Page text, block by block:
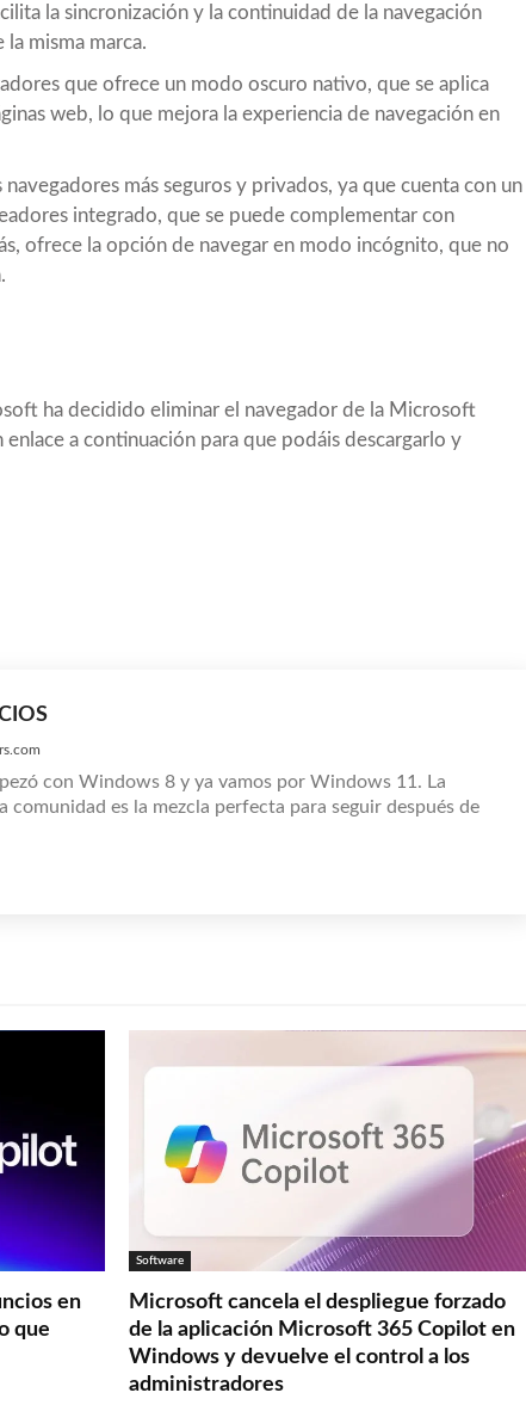
la sincronización y la continuidad de la navegación
misma marca.
que ofrece un modo oscuro nativo, que se aplica
web, lo que mejora la experiencia de navegación en
más seguros y privados, ya que cuenta con un
integrado, que se puede complementar con
ofrece la opción de navegar en modo incógnito, que no
ha decidido eliminar el navegador de la Microsoft
a continuación para que podáis descargarlo y
con Windows 8 y ya vamos por Windows 11. La
comunidad es la mezcla perfecta para seguir después de
en
que
Software
Microsoft cancela el despliegue forzado
de la aplicación Microsoft 365 Copilot en
Windows y devuelve el control a los
administradores